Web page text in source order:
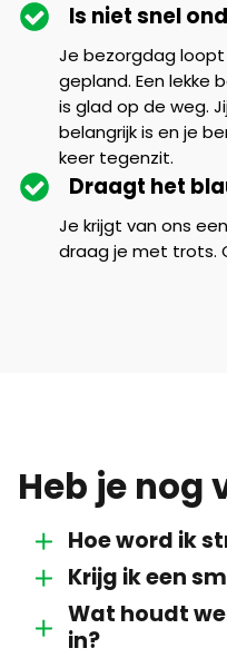
Is niet snel
Je bezorgdag
gepland. Een lekke
is glad op de weg.
belangrijk is en je
keer tegenzit.
Draagt het
Je krijgt van ons
draag je met trots.
Heb je nog
Hoe word ik
Krijg ik een
Wat houdt
in?